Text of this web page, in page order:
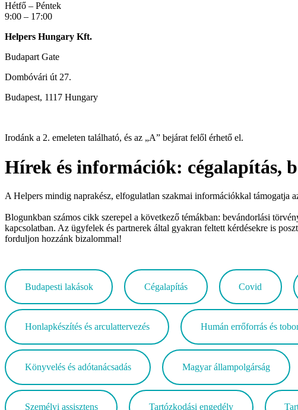
Hétfő – Péntek
9:00 – 17:00
Helpers Hungary Kft.
Budapart Gate
Dombóvári út 27.
Budapest, 1117 Hungary
Irodánk a 2. emeleten található, és az „A” bejárat felől érhető el.
Hírek és információk: cégalapítás,
A Helpers mindig naprakész, elfogulatlan szakmai információkkal támogatja
Blogunkban számos cikk szerepel a következő témákban: bevándorlási
kapcsolatban. Az ügyfelek és partnerek által gyakran feltett kérdésekre is
forduljon hozzánk bizalommal!
Budapesti lakások Cégalapítás Covid
Honlapkészítés és arculattervezés Humán errőforrás és
Könyvelés és adótanácsadás Magyar állampolgárság
Személyi assisztens Tartózkodási engedély